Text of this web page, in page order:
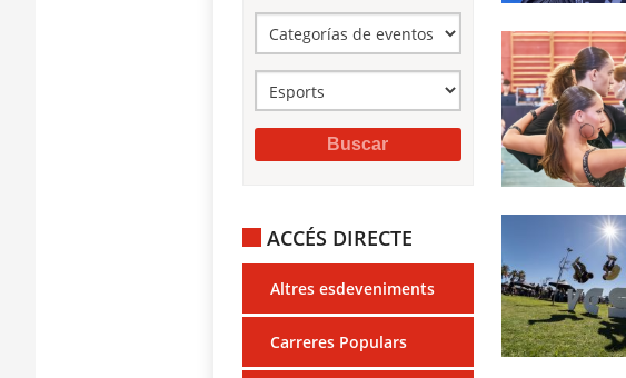
ACCÉS DIRECTE
Altres esdeveniments
Carreres Populars